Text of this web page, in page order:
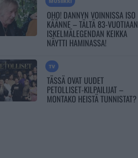
OHO! DANNYN VOINNISSA ISO
KÄÄNNE – TÄLTÄ 83-VUOTIAAN
ISKELMÄLEGENDAN KEIKKA
NÄYTTI HAMINASSA!
TV
TÄSSÄ OVAT UUDET
PETOLLISET-KILPAILIJAT –
MONTAKO HEISTÄ TUNNISTAT?